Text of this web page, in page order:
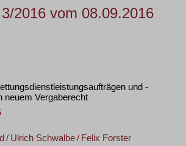
2016 vom 08.09.2016
und -
neuem Vergaberecht
/ Ulrich Schwalbe/ Felix Forster